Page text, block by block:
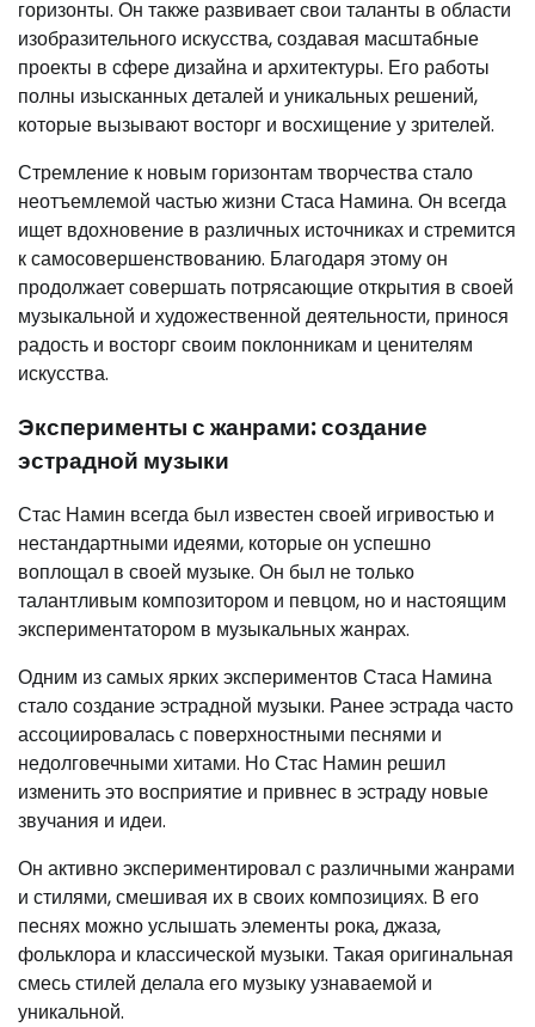
горизонты. Он также развивает свои таланты в области
изобразительного искусства, создавая масштабные
проекты в сфере дизайна и архитектуры. Его работы
полны изысканных деталей и уникальных решений,
которые вызывают восторг и восхищение у зрителей.
Стремление к новым горизонтам творчества стало
неотъемлемой частью жизни Стаса Намина. Он всегда
ищет вдохновение в различных источниках и стремится
к самосовершенствованию. Благодаря этому он
продолжает совершать потрясающие открытия в своей
музыкальной и художественной деятельности, принося
радость и восторг своим поклонникам и ценителям
искусства.
Эксперименты с жанрами: создание
эстрадной музыки
Стас Намин всегда был известен своей игривостью и
нестандартными идеями, которые он успешно
воплощал в своей музыке. Он был не только
талантливым композитором и певцом, но и настоящим
экспериментатором в музыкальных жанрах.
Одним из самых ярких экспериментов Стаса Намина
стало создание эстрадной музыки. Ранее эстрада часто
ассоциировалась с поверхностными песнями и
недолговечными хитами. Но Стас Намин решил
изменить это восприятие и привнес в эстраду новые
звучания и идеи.
Он активно экспериментировал с различными жанрами
и стилями, смешивая их в своих композициях. В его
песнях можно услышать элементы рока, джаза,
фольклора и классической музыки. Такая оригинальная
смесь стилей делала его музыку узнаваемой и
уникальной.